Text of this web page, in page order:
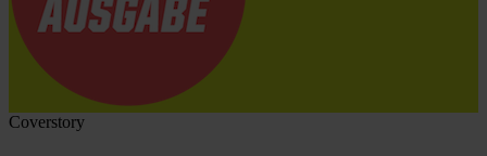
Coverstory